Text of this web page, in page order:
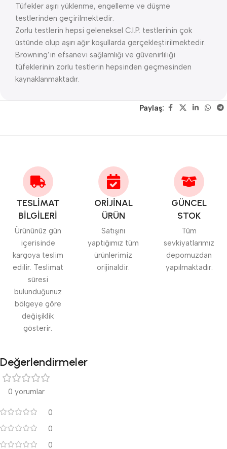
Tüfekler aşırı yüklenme, engelleme ve düşme
testlerinden geçirilmektedir.
Zorlu testlerin hepsi geleneksel C.I.P. testlerinin çok
üstünde olup aşırı ağır koşullarda gerçekleştirilmektedir.
Browning’in efsanevi sağlamlığı ve güvenirliliği
tüfeklerinin zorlu testlerin hepsinden geçmesinden
kaynaklanmaktadır.
Paylaş:
TESLİMAT
BİLGİLERİ
Ürününüz gün
içerisinde
kargoya teslim
edilir. Teslimat
süresi
bulunduğunuz
bölgeye göre
değişiklik
gösterir.
ORİJİNAL
ÜRÜN
Satışını
yaptığımız tüm
ürünlerimiz
orijinaldir.
GÜNCEL
STOK
Tüm
sevkiyatlarımız
depomuzdan
yapılmaktadır.
Değerlendirmeler
0 yorumlar
0
0
0